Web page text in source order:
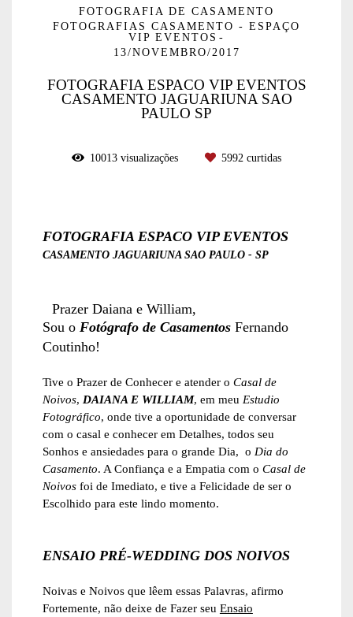
FOTOGRAFIA DE CASAMENTO
FOTOGRAFIAS CASAMENTO - ESPAÇO
VIP EVENTOS
13/NOVEMBRO/2017
FOTOGRAFIA ESPACO VIP EVENTOS
CASAMENTO JAGUARIUNA SAO
PAULO SP
10013 visualizações 5992 curtidas
FOTOGRAFIA ESPACO VIP EVENTOS
CASAMENTO JAGUARIUNA SAO PAULO - SP
Prazer Daiana e William,
Sou o Fotógrafo de CasamentosFernando
Coutinho!
Tive o Prazer de Conhecer e atender o Casal de
Noivos, DAIANA E WILLIAM, em meu Estudio
Fotográfico, onde tive a oportunidade de conversar
com o casal e conhecer em Detalhes, todos seu
Sonhos e ansiedades para o grande Dia, o Dia do
Casamento. A Confiança e a Empatia com o Casal de
Noivosfoi de Imediato, e tive a Felicidade de ser o
Escolhido para este lindo momento.
ENSAIO PRÉ-WEDDING DOS NOIVOS
Noivas e Noivos que lêem essas Palavras, afirmo
Fortemente, não deixe de Fazer seu Ensaio